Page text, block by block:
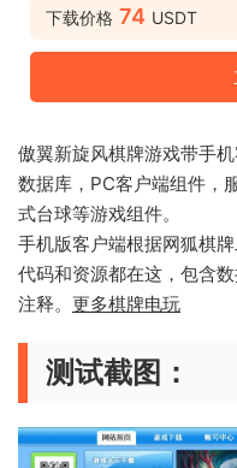
样有详细中文注释。更多...
下载价格 74 USDT
傲翼新旋风棋牌游戏带手
数据库，PC客户端组件，
式台球等游戏组件。
手机版客户端根据网狐棋
代码和资源都在这，包含
注释。 更多棋牌电玩
测试截图：